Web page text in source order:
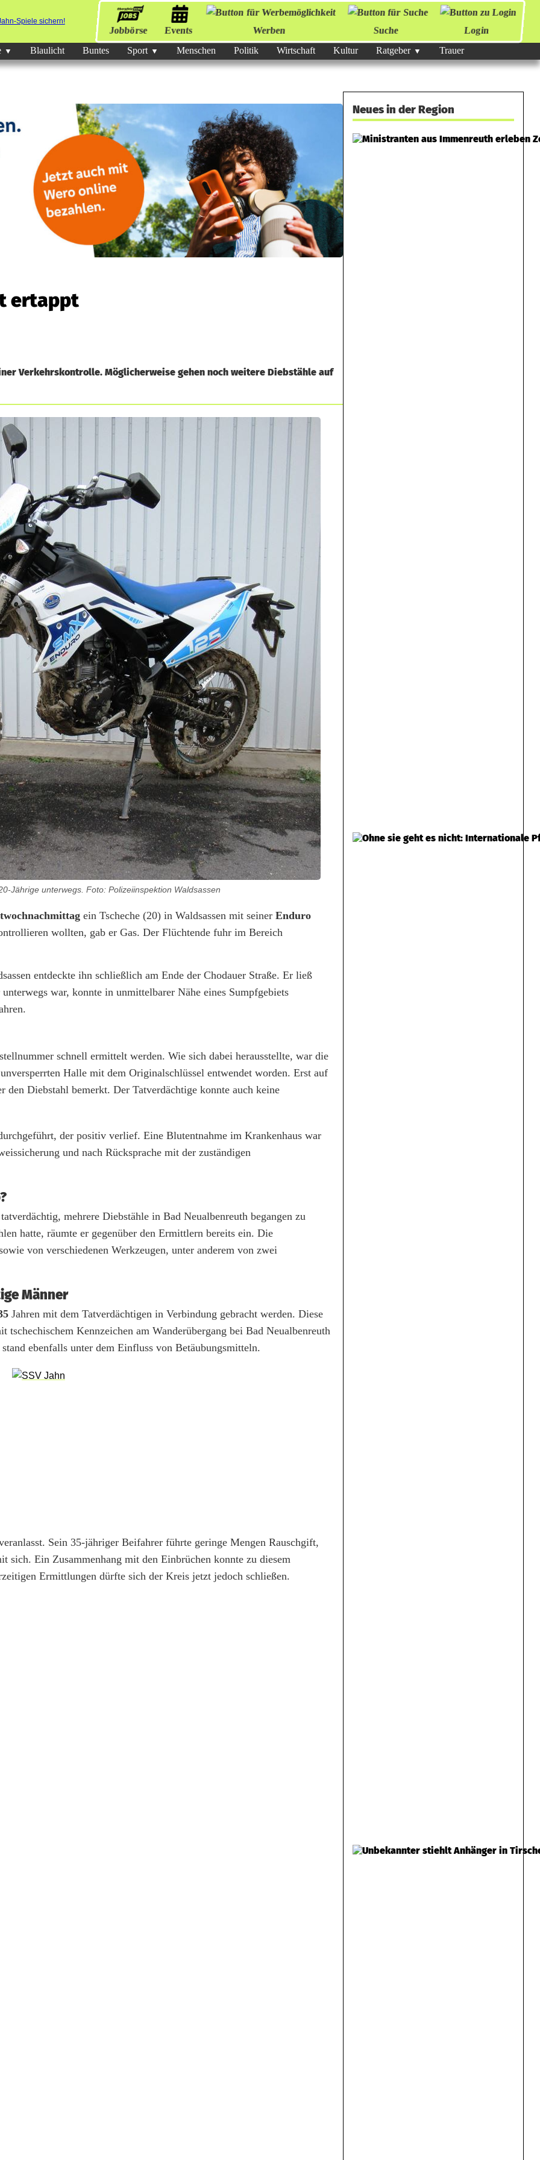
Jobbörse Events Werben Suche
Login
Blaulicht Buntes Sport Menschen Politik Wirtschaft Kultur Ratgeber Trauer
ertappt
Verkehrskontrolle. Möglicherweise gehen noch weitere Diebstähle auf
Jährige unterwegs. Foto: Polizeiinspektion Waldsassen
ein Tscheche (20) in Waldsassen mit seiner Enduro
wollten, gab er Gas. Der Flüchtende fuhr im Bereich
entdeckte ihn schließlich am Ende der Chodauer Straße. Er ließ
war, konnte in unmittelbarer Nähe eines Sumpfgebiets
schnell ermittelt werden. Wie sich dabei herausstellte, war die
Halle mit dem Originalschlüssel entwendet worden. Erst auf
Diebstahl bemerkt. Der Tatverdächtige konnte auch keine
der positiv verlief. Eine Blutentnahme im Krankenhaus war
und nach Rücksprache mit der zuständigen
mehrere Diebstähle in Bad Neualbenreuth begangen zu
hatte, räumte er gegenüber den Ermittlern bereits ein. Die
von verschiedenen Werkzeugen, unter anderem von zwei
Männer
Jahren mit dem Tatverdächtigen in Verbindung gebracht werden. Diese
Kennzeichen am Wanderübergang bei Bad Neualbenreuth
ebenfalls unter dem Einfluss von Betäubungsmitteln.
Sein 35-jähriger Beifahrer führte geringe Mengen Rauschgift,
sich. Ein Zusammenhang mit den Einbrüchen konnte zu diesem
Ermittlungen dürfte sich der Kreis jetzt jedoch schließen.
Neues in der Region